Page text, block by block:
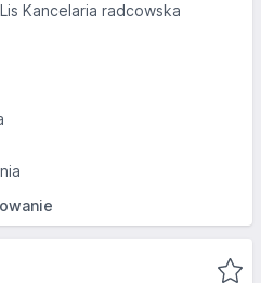
Kancelaria radcowska